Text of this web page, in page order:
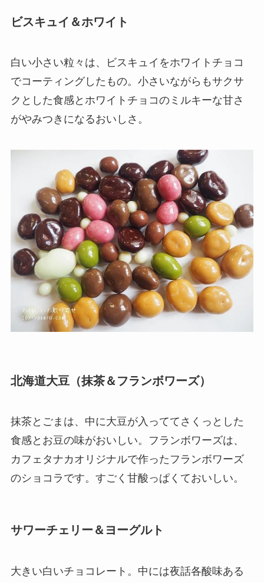
ビスキュイ＆ホワイト
白い小さい粒々は、ビスキュイをホワイトチョコ
でコーティングしたもの。小さいながらもサクサ
クとした食感とホワイトチョコのミルキーな甘さ
がやみつきになるおいしさ。
北海道大豆（抹茶＆フランボワーズ）
抹茶とごまは、中に大豆が入っててさくっとした
食感とお豆の味がおいしい。フランボワーズは、
カフェタナカオリジナルで作ったフランボワーズ
のショコラです。すごく甘酸っぱくておいしい。
サワーチェリー＆ヨーグルト
大きい白いチョコレート。中には夜話各酸味ある